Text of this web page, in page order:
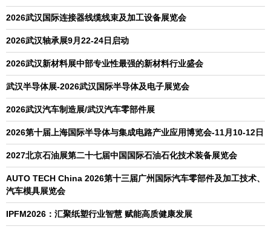
2026武汉国际连接器线缆线束及加工设备展览会
2026武汉轴承展9月22-24日启动
2026武汉新材料展中部专业性最强的新材料行业盛会
武汉半导体展-2026武汉国际半导体及电子展览会
2026武汉汽车制造展/武汉汽车零部件展
2026第十届上海国际半导体与集成电路产业应用博览会-11月10-12日
2027北京石油展第二十七届中国国际石油石化技术装备展览会
AUTO TECH China 2026第十三届广州国际汽车零部件及加工技术、
汽车模具展览会
IPFM2026：汇聚纸塑行业智慧 赋能高质健康发展